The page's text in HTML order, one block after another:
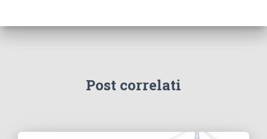
Post correlati